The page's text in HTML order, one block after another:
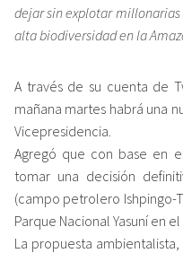
dejar sin explotar millonarias
alta biodiversidad en la
A través de su cuenta de
mañana martes habrá una
Vicepresidencia.
Agregó que con base en
tomar una decisión
(campo petrolero Ishpingo-
Parque Nacional Yasuní en
La propuesta